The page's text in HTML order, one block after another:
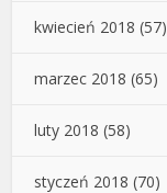
kwiecień 2018 (57)
marzec 2018 (65)
luty 2018 (58)
styczeń 2018 (70)